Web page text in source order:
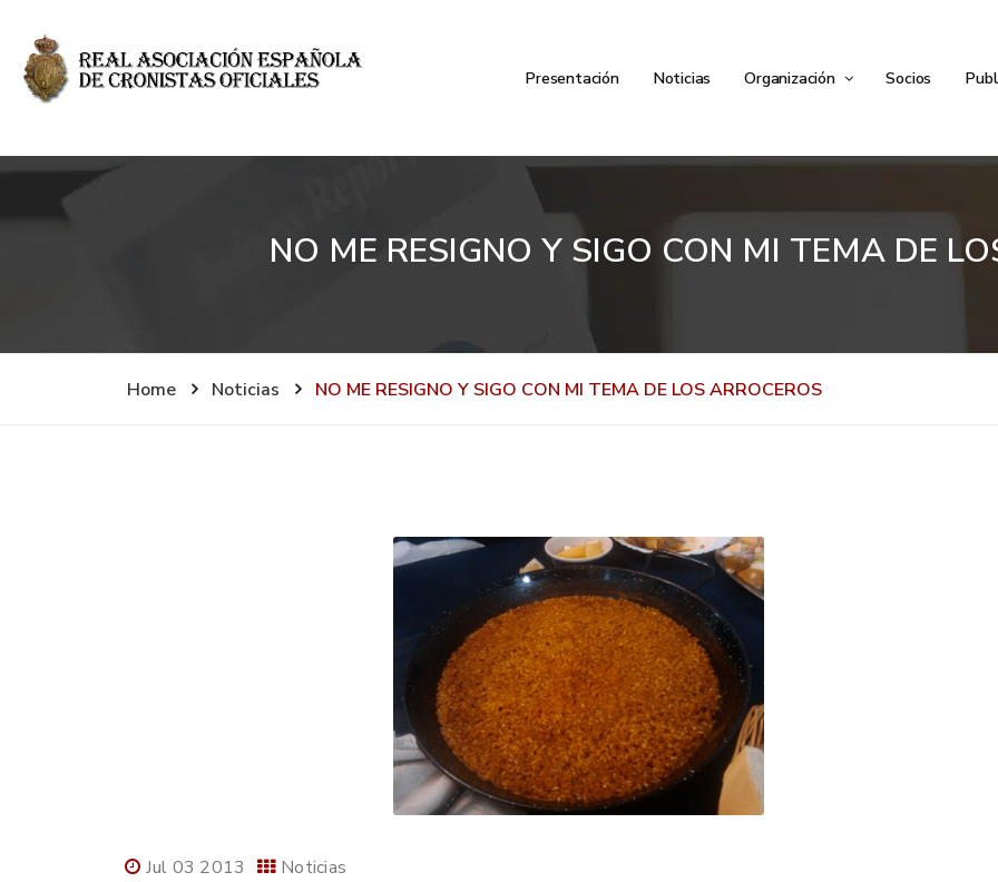
Presentación Noticias Organización Socios
NO ME RESIGNO Y SIGO CON MI TEMA DE
Home Noticias NO ME RESIGNO Y SIGO CON MI TEMA DE LOS ARROCEROS
Jul 03 2013 Noticias